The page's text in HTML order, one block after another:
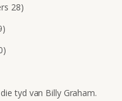
28)
tyd van Billy Graham.